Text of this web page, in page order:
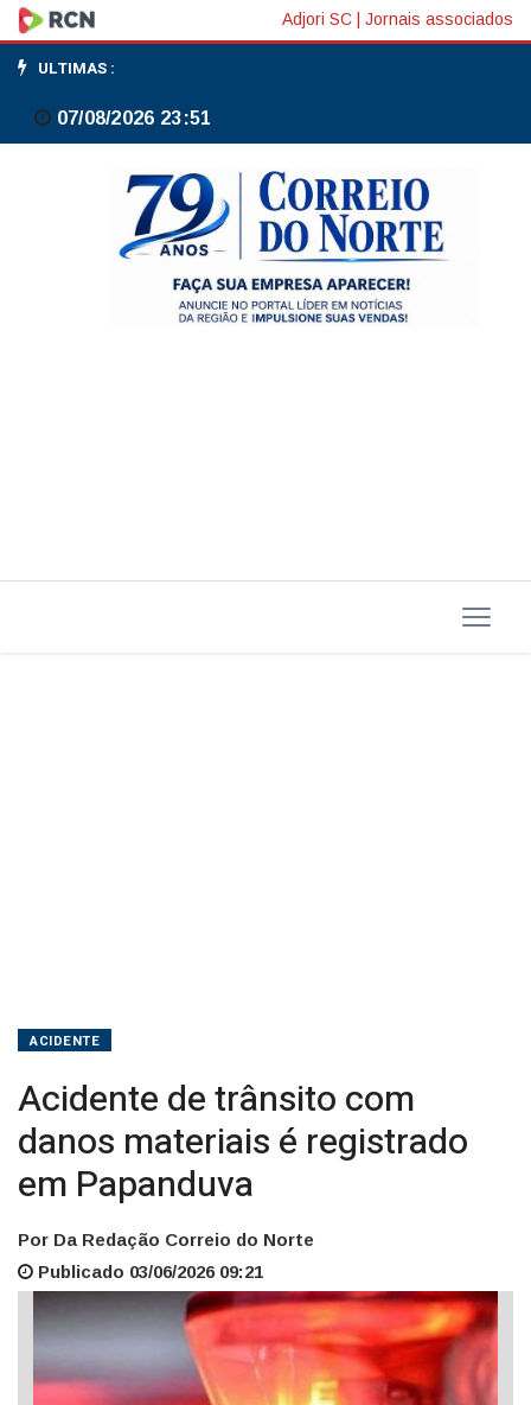
Acidente
de
trânsito
materiais
Adjori SC Jornais associados
ULTIMAS :
07/08/2026 23:51
ACIDENTE
Acidente de trânsito com
danos materiais é registrado
em Papanduva
Por Da Redação Correio do Norte
Publicado 03/06/2026 09:21